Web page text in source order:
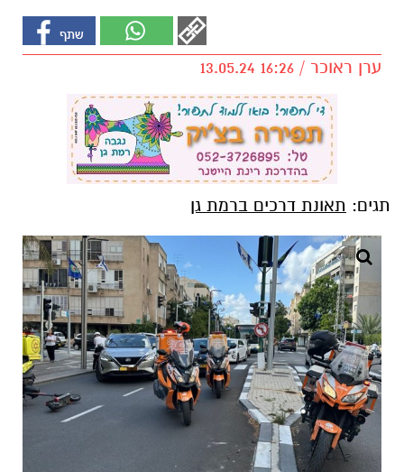
ערן ראוכר / 16:26 13.05.24
תגים: תאונת דרכים ברמת גן